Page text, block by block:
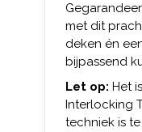
met dit
deken én
bijpassend
Let op: Het
Interlocking
techniek is te